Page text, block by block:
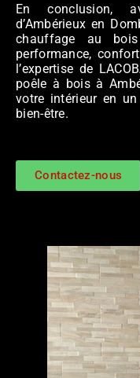
En conclusion,
d’Ambérieux en
chauffage au
performance,
l’expertise de
poêle à bois à
votre intérieur en
bien-être.
Contactez-nous